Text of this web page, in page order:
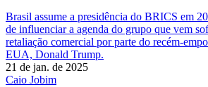
Brasil assume a presidência do BRICS em
de influenciar a agenda do grupo que vem
retaliação comercial por parte do recém-
EUA, Donald Trump.
21 de jan. de 2025
Caio Jobim